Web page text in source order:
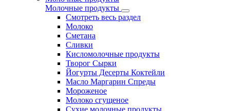
Молочные продукты
Смотреть весь раздел
Молоко
Сметана
Сливки
Кисломолочные продукты
Творог Сырки
Йогурты Десерты Коктейли
Масло Маргарин Спреды
Мороженое
Молоко сгущеное
Сухие молочные продукты